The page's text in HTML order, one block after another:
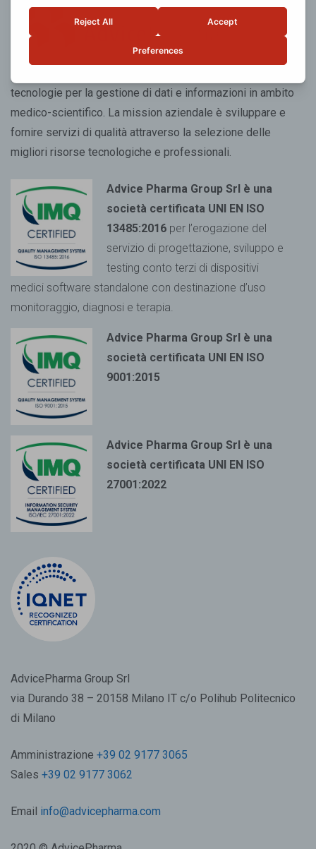
tecnologie per la gestione di dati e informazioni in ambito
medico-scientifico. La mission aziendale è sviluppare e
fornire servizi di qualità attraverso la selezione delle
migliori risorse tecnologiche e professionali.
Advice Pharma Group Srl è una
società certificata UNI EN ISO
13485:2016 per l’erogazione del
servizio di progettazione, sviluppo e
testing conto terzi di dispositivi
medici software standalone con destinazione d’uso
monitoraggio, diagnosi e terapia.
Advice Pharma Group Srl è una
società certificata UNI EN ISO
9001:2015
Advice Pharma Group Srl è una
società certificata UNI EN ISO
27001:2022
AdvicePharma Group Srl
via Durando 38 – 20158 Milano IT c/o Polihub Politecnico
di Milano
Amministrazione +39 02 9177 3065
Sales +39 02 9177 3062
Email info@advicepharma.com